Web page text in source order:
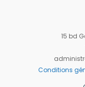
15 bd
Conditions